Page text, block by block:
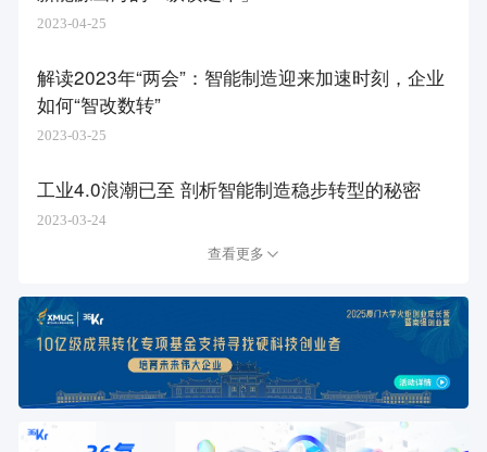
2023-04-25
解读2023年“两会”：智能制造迎来加速时刻，企业
如何“智改数转”
2023-03-25
工业4.0浪潮已至 剖析智能制造稳步转型的秘密
2023-03-24
查看更多